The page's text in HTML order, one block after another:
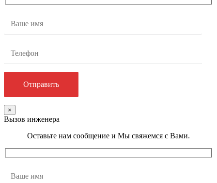
×
Вызов инженера
Оставьте нам сообщение и Мы свяжемся с Вами.